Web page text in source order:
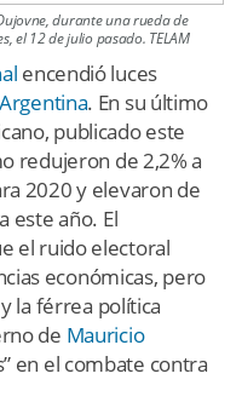
durante una rueda de
el 12 de julio pasado. TELAM
encendió luces
Argentina. En su último
publicado este
redujeron de 2,2% a
2020 y elevaron de
este año. El
el ruido electoral
económicas, pero
la férrea política
de Mauricio
en el combate contra